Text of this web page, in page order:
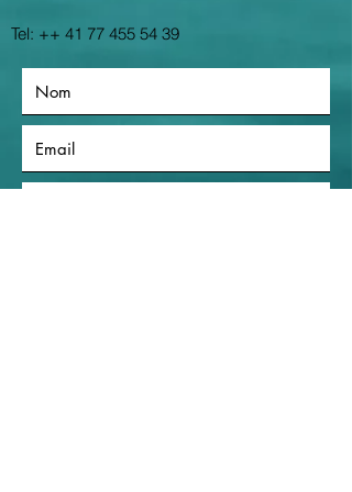
Tel: ++ 41 77 455 54 39